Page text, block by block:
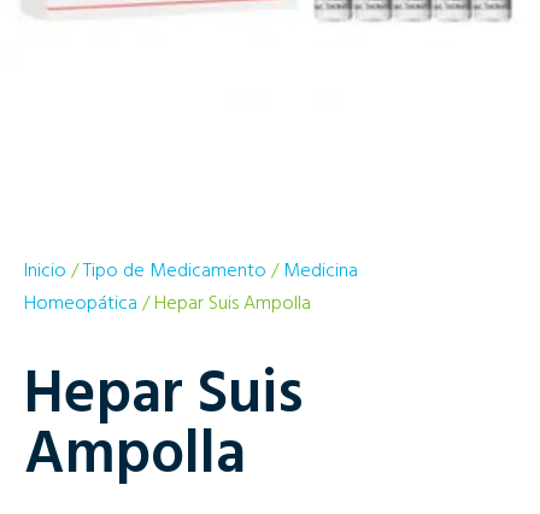
Inicio/Tipo de Medicamento/Medicina
Homeopática/ Hepar Suis Ampolla
Hepar Suis
Ampolla